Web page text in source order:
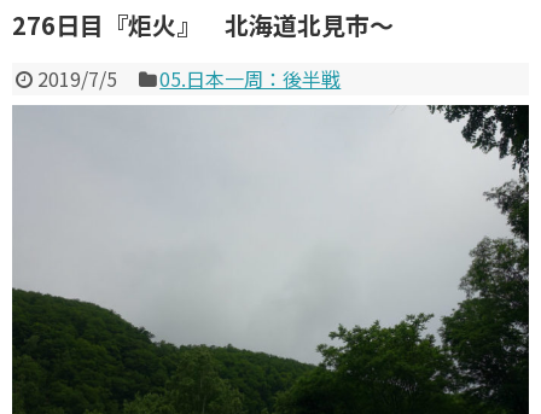
276日目『炬火』 北海道北見市～
2019/7/5 05.日本一周：後半戦